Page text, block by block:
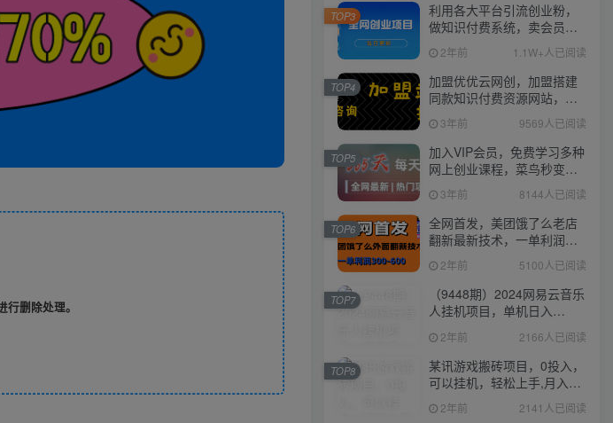
删除处理。
利用各大平台引流创业粉，
做知识付费系统，卖会员，
卖课程，实现日入几百几千
2年前 1.1W+人已阅读
TOP3
加盟优优云网创，加盟搭建
同款知识付费资源网站，实
现长期稳定被动收入~
3年前 9569人已阅读
TOP4
加入VIP会员，免费学习多种
网上创业课程，菜鸟秒变大
神！
3年前 8144人已阅读
TOP5
全网首发，美团饿了么老店
翻新最新技术，一单利润
300-600
2年前 5100人已阅读
TOP6
（9448期）2024网易云音乐
人挂机项目，单机日入
150+，无脑月入5000+
2年前 2166人已阅读
TOP7
某讯游戏搬砖项目，0投入，
可以挂机，轻松上手,月入
3000+上不封顶
2年前 2141人已阅读
TOP8